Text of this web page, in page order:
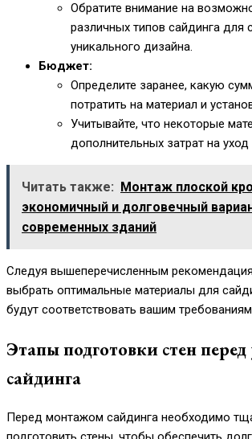
Обратите внимание на
различных типов сайдинга для
уникального дизайна.
Бюджет:
Определите заранее, какую
потратить на материал и
Учитывайте, что некоторые
дополнительных затрат на
Читать также:
Монтаж плоской
экономичный и долговечный
современных зданий
Следуя вышеперечисленным
выбрать оптимальные материалы для
будут соответствовать вашим
Этапы подготовки стен
сайдинга
Перед монтажом сайдинга необходимо